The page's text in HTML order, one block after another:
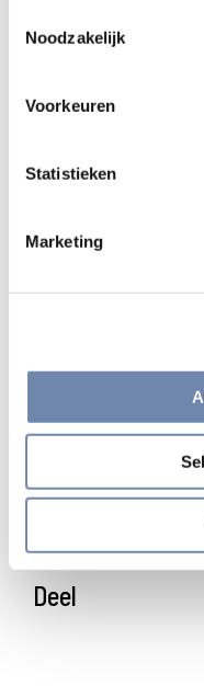
Noodzakelijk
Voorkeuren
Statistieken
Marketing
Toen de
Trier. Ondanks
Eberschweiler S.J.
Verbonden in de Heer,
Marc Desmet SJ
Deel